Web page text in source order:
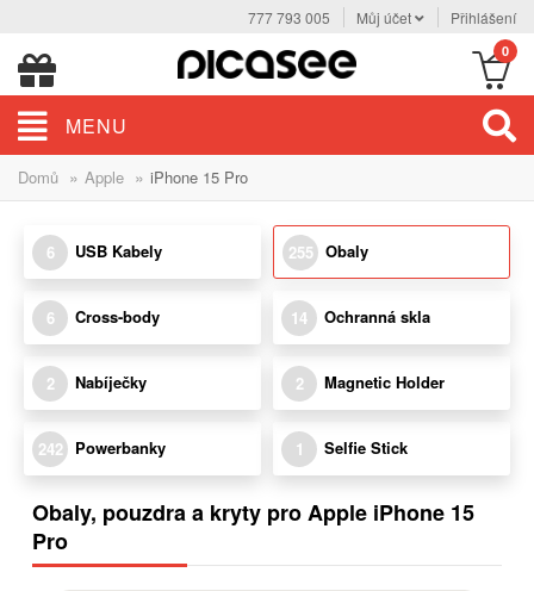
777 793 005 Můj účet Přihlášení
0
MENU
Domů » Apple » iPhone 15 Pro
6 USB Kabely 255 Obaly
6 Cross-body 14 Ochranná skla
2 Nabíječky 2 Magnetic Holder
242 Powerbanky 1 Selfie Stick
Obaly, pouzdra a kryty pro Apple iPhone 15
Pro